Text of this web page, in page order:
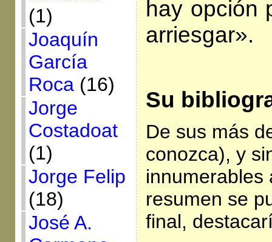
(1)
Joaquín
García
Roca(16)
Jorge
Costadoat
(1)
Jorge Felip
(18)
José A.
hay opción
arriesgar».
Su
De sus más
conozca), y
innumerables
resumen se
final,